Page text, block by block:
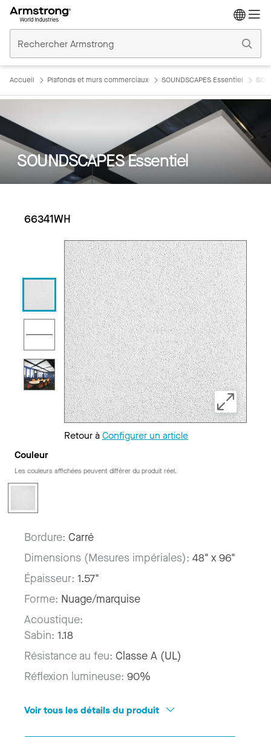
Plafonds
Commerciaux
Accueil Plafonds et murs commerciaux SOUNDSCAPES Essentiel
SOUNDSCAPES Essentiel
66341WH
Retour àConfigurer un article
Couleur
Les couleurs affichées peuvent différer du produit réel.
Bordure: Carré
Dimensions (Mesures impériales): 48" x 96"
Épaisseur: 1.57"
Forme: Nuage/marquise
Acoustique:
Sabin: 1.18
Résistance au feu: Classe A (UL)
Réflexion lumineuse: 90%
Voir tous les détails du produit